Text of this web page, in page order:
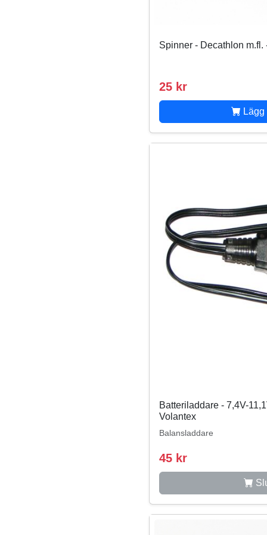
Spinner - Decathlon m.fl.
25 kr
Batteriladdare - 7,4V-
Volantex
Balansladdare
45 kr